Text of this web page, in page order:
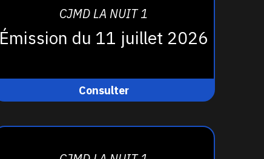
CJMD LA NUIT 1
Émission du 11 juillet 2026
Consulter